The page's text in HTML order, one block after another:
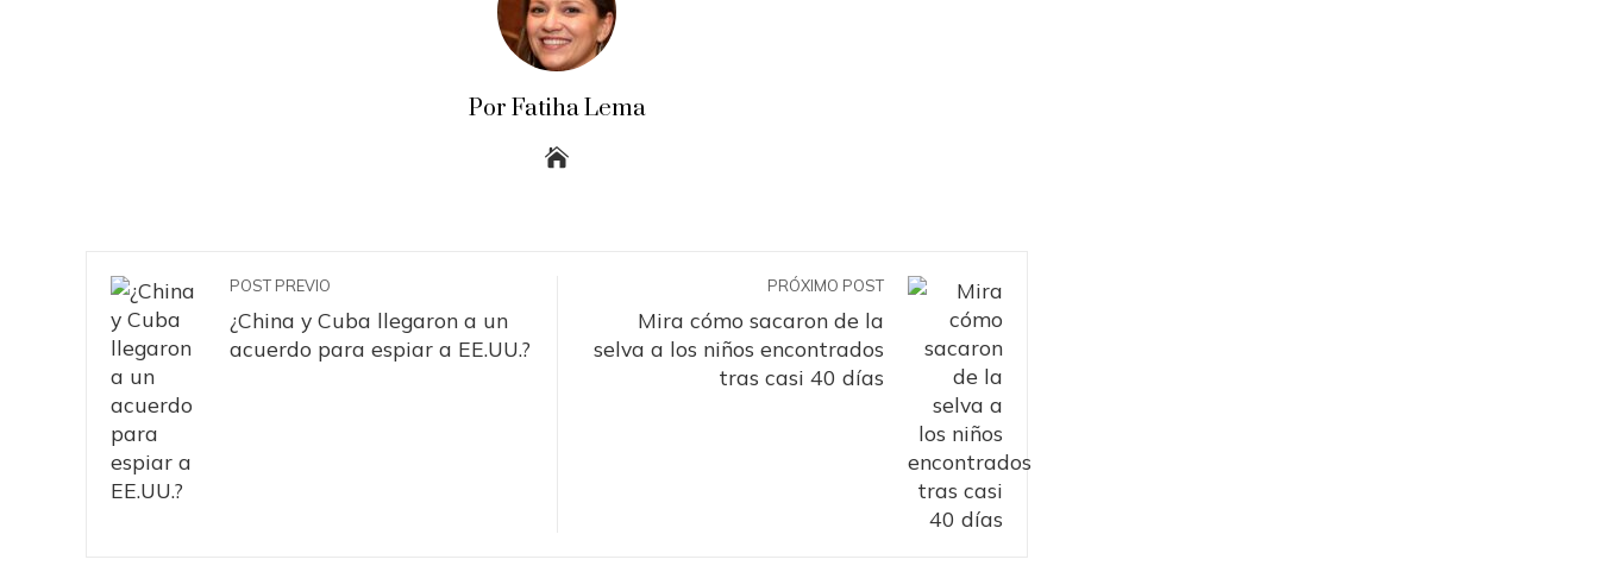
Por Fatiha Lema
POST PREVIO
¿China y Cuba llegaron a un
acuerdo para espiar a EE.UU.?
PRÓXIMO POST
Mira cómo sacaron de la
selva a los niños encontrados
tras casi 40 días